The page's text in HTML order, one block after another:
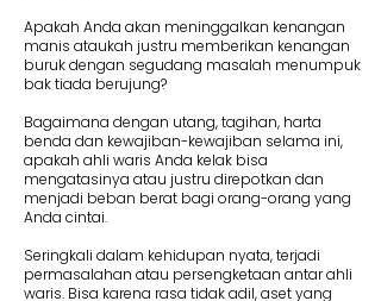
Apakah Anda akan meninggalkan kenangan
manis ataukah justru memberikan kenangan
buruk dengan segudang masalah menumpuk
bak tiada berujung?
Bagaimana dengan utang, tagihan, harta
benda dan kewajiban-kewajiban selama ini,
apakah ahli waris Anda kelak bisa
mengatasinya atau justru direpotkan dan
menjadi beban berat bagi orang-orang yang
Anda cintai.
Seringkali dalam kehidupan nyata, terjadi
permasalahan atau persengketaan antar ahli
waris. Bisa karena rasa tidak adil, aset yang